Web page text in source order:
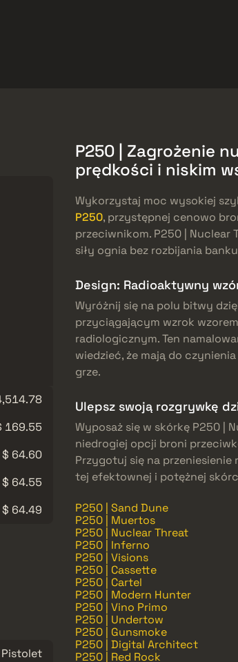
169.55
$ 64.60
$ 64.55
$ 64.49
Pistolet
P250 | Zagrożenie
prędkości i niskim
Wykorzystaj moc wysokiej
P250, przystępnej cenowo
przeciwnikom. P250 |
siły ognia bez rozbijania
Design: Radioaktywny
Wyróżnij się na polu bitwy
przyciągającym wzrok
radiologicznym. Ten
wiedzieć, że mają do
grze.
Ulepsz swoją rozgrywkę
Wyposaż się w skórkę P250 |
niedrogiej opcji broni
Przygotuj się na
tej efektownej i potężnej
P250 | Sand Dune
P250 | Muertos
P250 | Nuclear Threat
P250 | Inferno
P250 | Visions
P250 | Cassette
P250 | Cartel
P250 | Modern Hunter
P250 | Vino Primo
P250 | Undertow
P250 | Gunsmoke
P250 | Digital Architect
P250 | Red Rock